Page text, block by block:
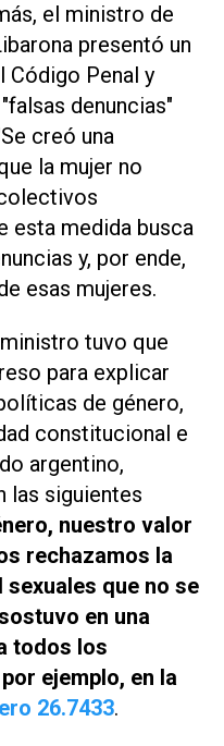
el ministro de
presentó un
Código Penal y
denuncias"
creó una
la mujer no
esta medida busca
y, por ende,
esas mujeres.
tuvo que
para explicar
de género,
constitucional e
argentino,
las siguientes
nuestro valor
rechazamos la
que no se
en una
todos los
ejemplo, en la
26.7433.